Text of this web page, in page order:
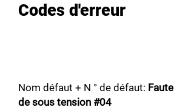
Codes d'erreur
Nom défaut + N ° de défaut: Faute
de sous tension #04